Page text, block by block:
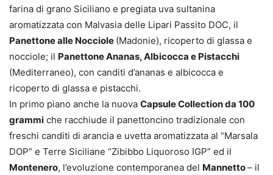
farina di grano Siciliano e pregiata uva sultanina
aromatizzata con Malvasia delle Lipari Passito DOC, il
Panettone alle Nocciole (Madonie), ricoperto di glassa e
nocciole; il Panettone Ananas, Albicocca e Pistacchi
(Mediterraneo), con canditi d’ananas e albicocca e
ricoperto di glassa e pistacchi.
In primo piano anche la nuova Capsule Collection da 100
grammi che racchiude il panettoncino tradizionale con
freschi canditi di arancia e uvetta aromatizzata al “Marsala
DOP” e Terre Siciliane “Zibibbo Liquoroso IGP” ed il
Montenero, l’evoluzione contemporanea del Mannetto– il